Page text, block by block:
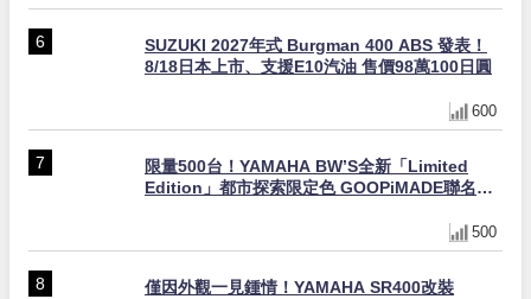
SUZUKI 2027年式 Burgman 400 ABS 發表！
8/18日本上市、支援E10汽油 售價98萬100日圓
600
限量500台！YAMAHA BW’S全新「Limited
Edition」都市探索限定色 GOOPiMADE聯名包
500
僅因外觀一見鍾情！YAMAHA SR400改裝